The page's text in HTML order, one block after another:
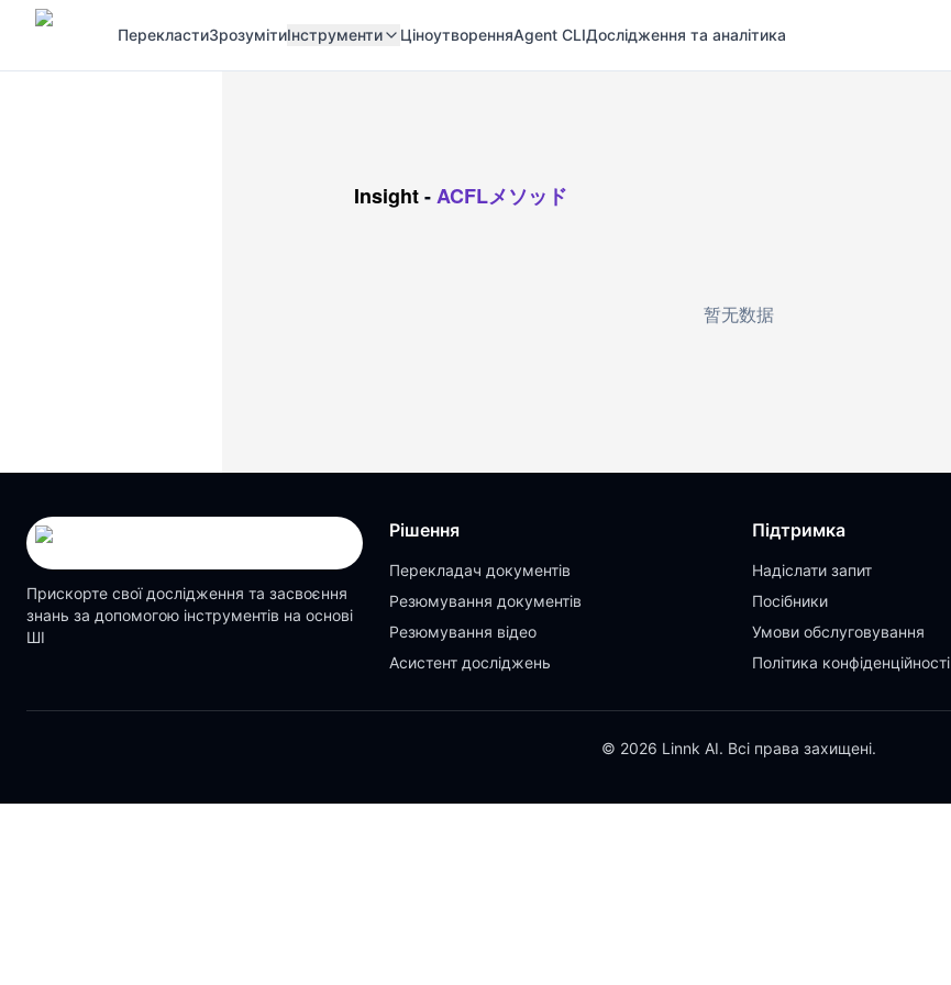
ПерекластиЗрозумітиІнструменти ЦіноутворенняAgent CLIДослідження та аналітика
Insight-ACFLメソッド
暂无数据
Прискорте свої дослідження та засвоєння
знань за допомогою інструментів на основі
ШІ
Рішення
Перекладач документів
Резюмування документів
Резюмування відео
Асистент досліджень
Підтримка
Надіслати запит
Посібники
Умови обслуговування
Політика конфіденційності
© 2026 Linnk AI. Всі права захищені.